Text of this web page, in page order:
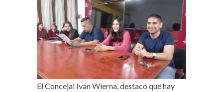
El Concejal Iván Wierna, destacó que hay